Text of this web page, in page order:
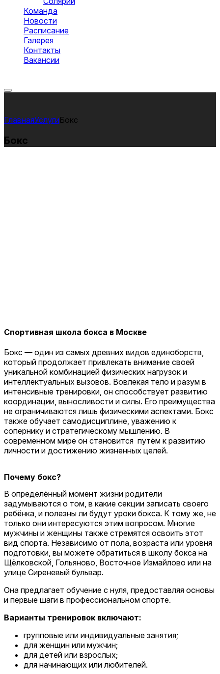
Команда
Новости
Расписание
Галерея
Контакты
Вакансии
УслугиБокс
Бокс
Спортивная школа бокса в Москве
Бокс — один из самых древних видов единоборств,
который продолжает привлекать внимание своей
уникальной комбинацией физических нагрузок и
интеллектуальных вызовов. Вовлекая тело и разум в
интенсивные тренировки, он способствует развитию
координации, выносливости и силы. Его преимущества
не ограничиваются лишь физическими аспектами. Бокс
также обучает самодисциплине, уважению к
сопернику и стратегическому мышлению. В
современном мире он становится путём к развитию
личности и достижению жизненных целей.
Почему бокс?
В определённый момент жизни родители
задумываются о том, в какие секции записать своего
ребёнка, и полезны ли будут уроки бокса. К тому же, не
только они интересуются этим вопросом. Многие
мужчины и женщины также стремятся освоить этот
вид спорта. Независимо от пола, возраста или уровня
подготовки, вы можете обратиться в школу бокса на
Щёлковской, Гольяново, Восточное Измайлово или на
улице Сиреневый бульвар.
Она предлагает обучение с нуля, предоставляя основы
и первые шаги в профессиональном спорте.
Варианты тренировок включают:
групповые или индивидуальные занятия;
для женщин или мужчин;
для детей или взрослых;
для начинающих или любителей.